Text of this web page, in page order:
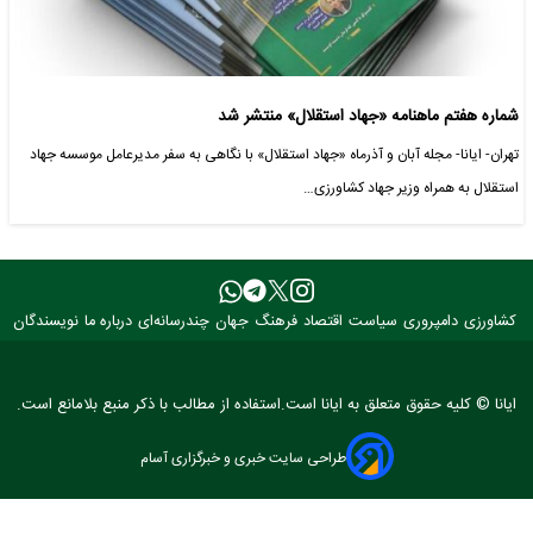
شماره هفتم ماهنامه «جهاد استقلال» منتشر شد
تهران- ایانا- مجله آبان و آذرماه «جهاد استقلال» با نگاهی به سفر مدیرعامل موسسه جهاد
استقلال به همراه وزیر جهاد کشاورزی…
کشاورزی دامپروری سیاست اقتصاد فرهنگ جهان چندرسانه‌ای درباره ما نویسندگان
ایانا © کلیه حقوق متعلق به ایانا است.استفاده از مطالب با ذکر منبع بلامانع است.
طراحی سایت خبری و خبرگزاری آسام